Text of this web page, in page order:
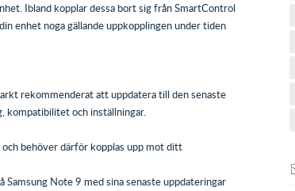
Ibland kopplar dessa bort sig från SmartControl
enhet noga gällande uppkopplingen under tiden
rekommenderat att uppdatera till den senaste
kompatibilitet och inställningar.
behöver därför kopplas upp mot ditt
Samsung Note 9 med sina senaste uppdateringar